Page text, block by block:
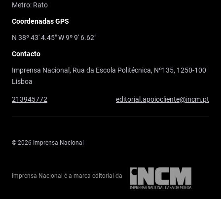
Metro: Rato
Coordenadas GPS
N 38º 43' 4.45" W 9º 9' 6.62"
Contacto
Imprensa Nacional, Rua da Escola Politécnica, Nº135, 1250-100
Lisboa
213945772 editorial.apoiocliente@incm.pt
© 2026 Imprensa Nacional
Imprensa Nacional é a marca editorial da